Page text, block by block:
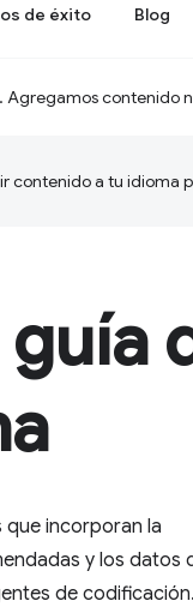
de éxito Blog
Agregamos contenido
a tu idioma
que incorporan la
y los datos
de codificación.